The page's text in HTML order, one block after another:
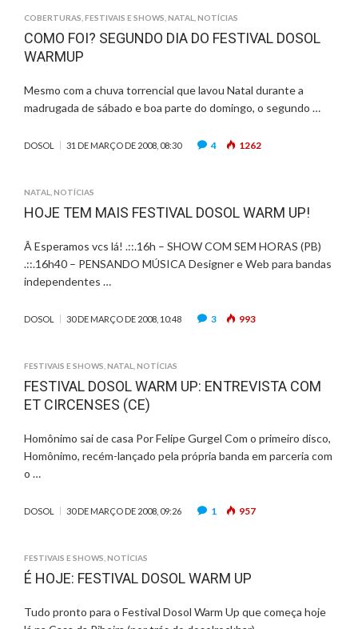
COBERTURAS FESTIVAIS E SHOWS NATAL NOTÍCIAS
COMO FOI? SEGUNDO DIA DO FESTIVAL DOSOL
WARMUP
Mesmo com a chuva torrencial que lavou Natal durante a
madrugada de sábado e boa parte do domingo, o segundo …
DOSOL 31 DE MARÇO DE 2008, 08:30 4 1262
NATAL NOTÍCIAS
HOJE TEM MAIS FESTIVAL DOSOL WARM UP!
Â Esperamos vcs lá! .::.16h – SHOW COM SEM HORAS (PB)
.::.16h40 – PENSANDO MÚSICA Designer e Web para bandas
independentes …
DOSOL 30 DE MARÇO DE 2008, 10:48 3 993
FESTIVAIS E SHOWS NATAL NOTÍCIAS
FESTIVAL DOSOL WARM UP: ENTREVISTA COM
ET CIRCENSES (CE)
Homônimo sai de casa Por Felipe Gurgel Com o primeiro disco,
Homônimo, recém-lançado pela própria banda em parceria com
o …
DOSOL 30 DE MARÇO DE 2008, 09:26 1 957
FESTIVAIS E SHOWS NOTÍCIAS
É HOJE: FESTIVAL DOSOL WARM UP
Tudo pronto para o Festival Dosol Warm Up que começa hoje